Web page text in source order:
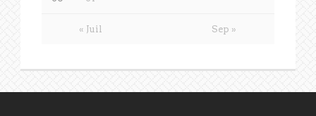
« Juil Sep »